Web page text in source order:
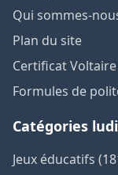
Qui sommes-
Plan du site
Certificat Voltaire
Formules de
Catégories
Jeux éducatifs